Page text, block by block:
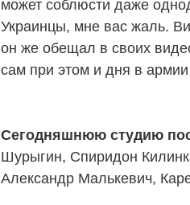
может соблюсти даже
Украинцы, мне вас жаль.
он же обещал в своих
сам при этом и дня в
Сегодняшнюю студию
Шурыгин, Спиридон
Александр Малькевич,